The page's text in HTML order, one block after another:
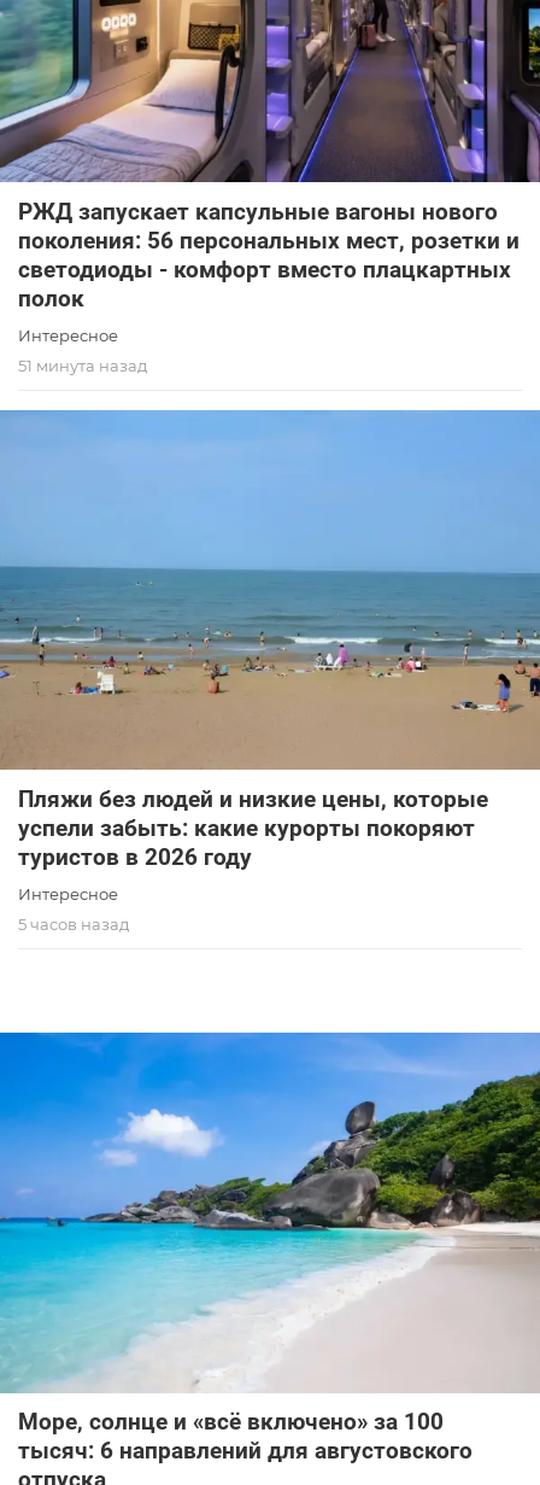
РЖД запускает капсульные вагоны нового
поколения: 56 персональных мест, розетки и
светодиоды - комфорт вместо плацкартных
полок
Интересное
51 минута назад
Пляжи без людей и низкие цены, которые
успели забыть: какие курорты покоряют
туристов в 2026 году
Интересное
5 часов назад
Море, солнце и «всё включено» за 100
тысяч: 6 направлений для августовского